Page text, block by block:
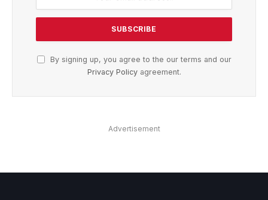
By signing up, you agree to the our terms and our
Privacy Policyagreement.
Advertisement